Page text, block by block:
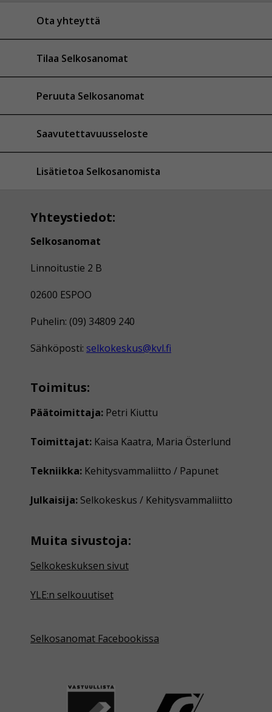
Ota yhteyttä
Tilaa Selkosanomat
Peruuta Selkosanomat
Saavutettavuusseloste
Lisätietoa Selkosanomista
Yhteystiedot:
Selkosanomat
Linnoitustie 2 B
02600 ESPOO
Puhelin: (09) 34809 240
Sähköposti: selkokeskus@kvl.fi
Toimitus:
Päätoimittaja: Petri Kiuttu
Toimittajat: Kaisa Kaatra, Maria Österlund
Tekniikka: Kehitysvammaliitto / Papunet
Julkaisija: Selkokeskus / Kehitysvammaliitto
Muita sivustoja:
Selkokeskuksen sivut
YLE:n selkouutiset
Selkosanomat Facebookissa